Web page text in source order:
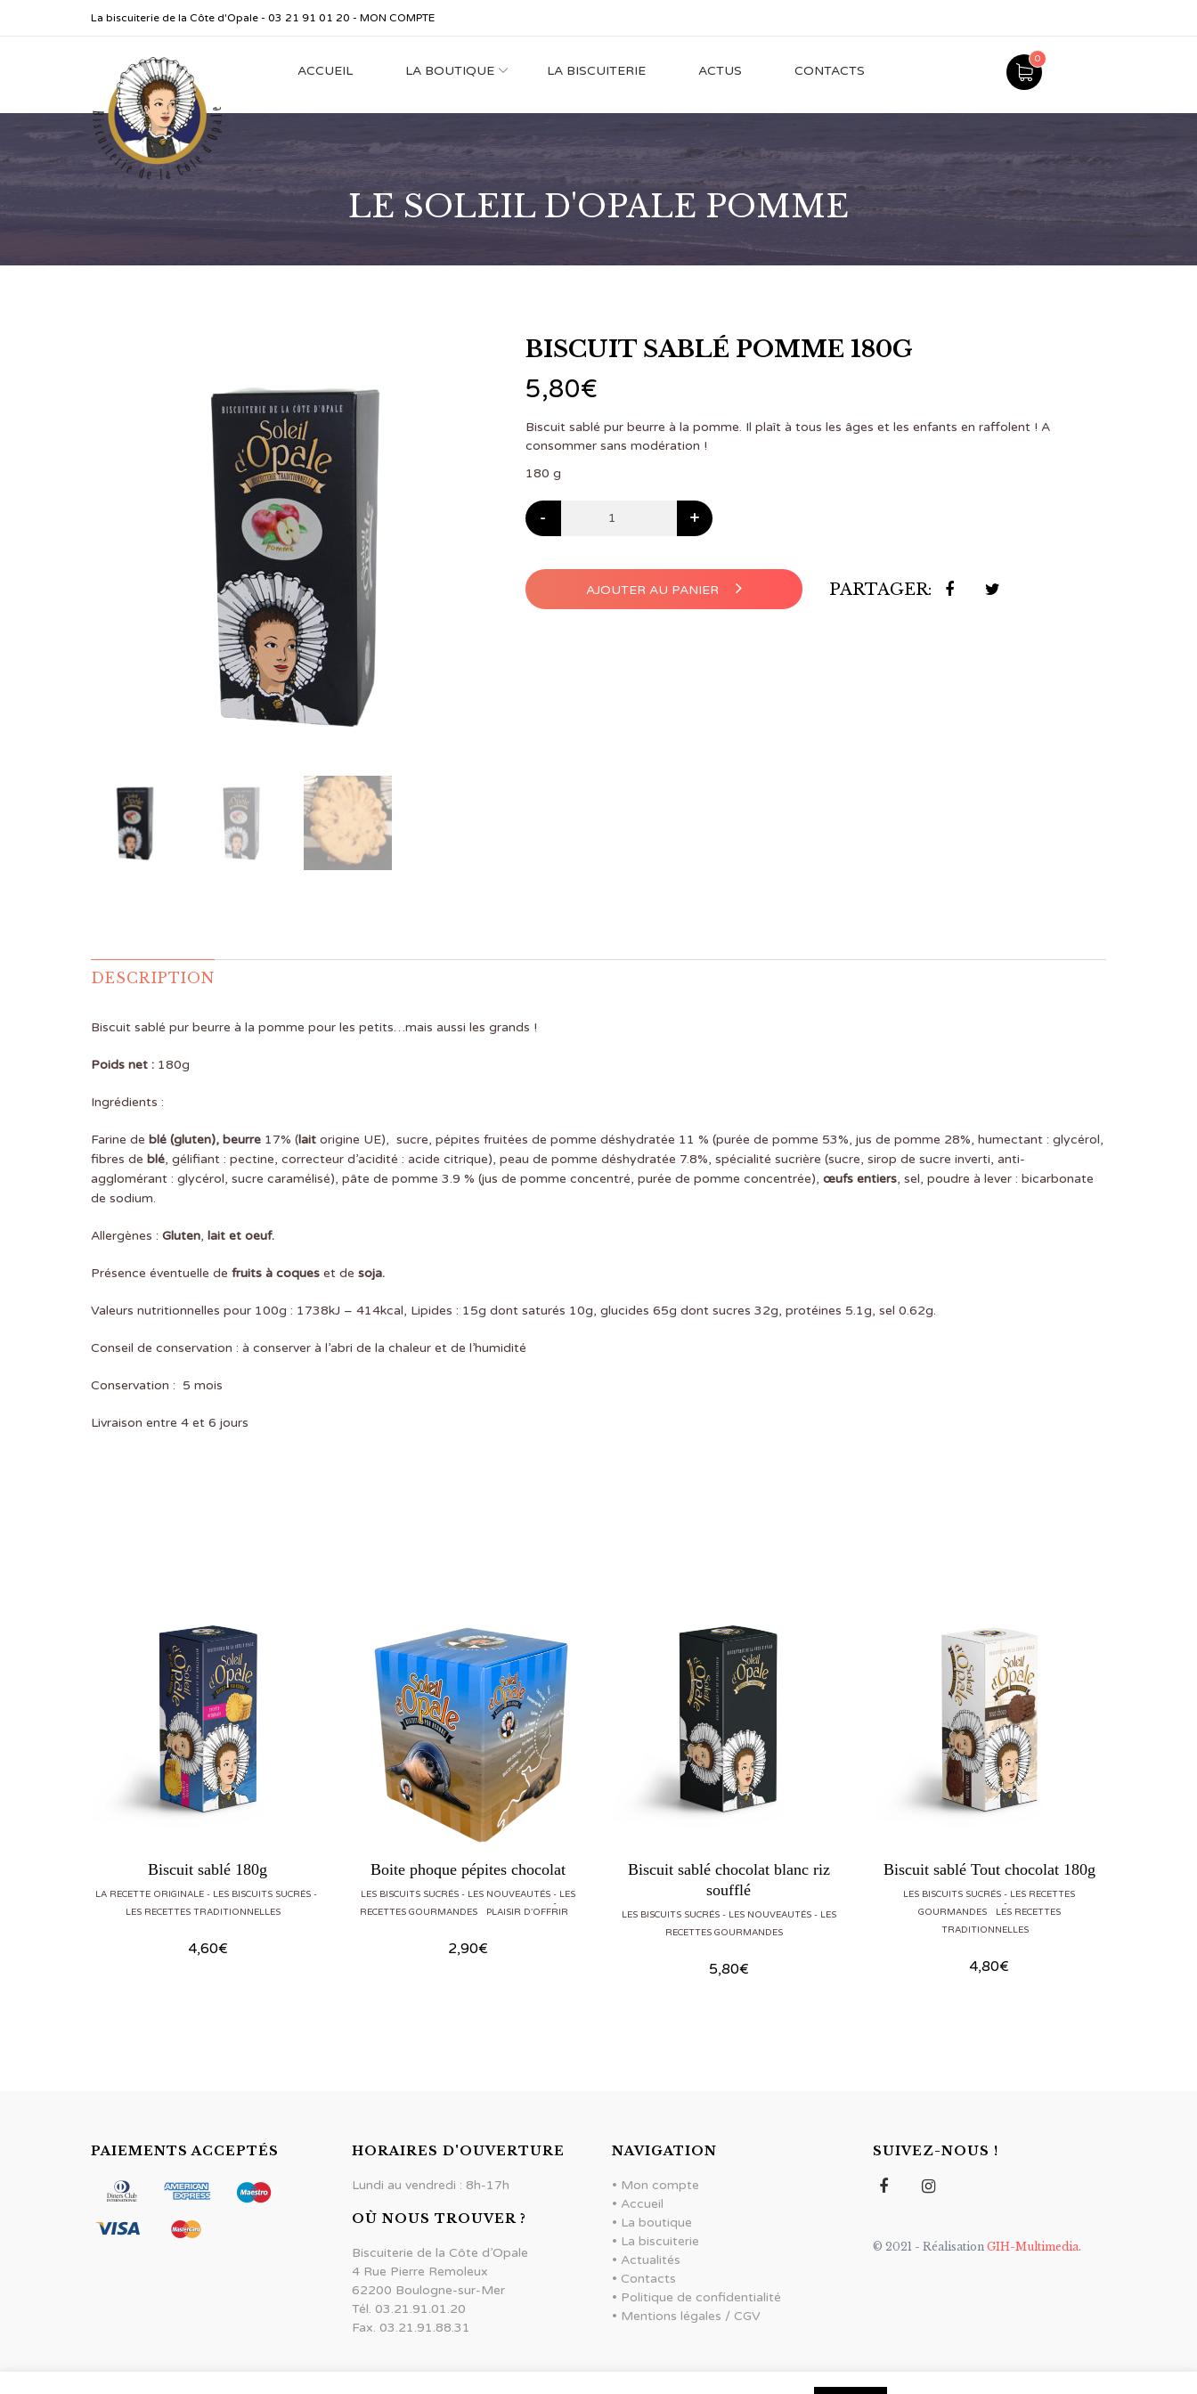
La biscuiterie de la Côte d'Opale - 03 21 91 01 20 - MON COMPTE
ACCUEIL LA BOUTIQUE LA BISCUITERIE ACTUS CONTACTS
0
LE SOLEIL D'OPALE POMME
BISCUIT SABLÉ POMME 180G
5,80€
Biscuit sablé pur beurre à la pomme. Il plaît à tous les âges et les enfants en raffolent ! A
consommer sans modération !
180 g
- +
AJOUTER AU PANIER PARTAGER:
DESCRIPTION
Biscuit sablé pur beurre à la pomme pour les petits…mais aussi les grands !
Poids net : 180g
Ingrédients :
Farine de blé (gluten), beurre 17% (lait origine UE), sucre, pépites fruitées de pomme déshydratée 11 % (purée de pomme 53%, jus de pomme 28%, humectant : glycérol,
fibres de blé, gélifiant : pectine, correcteur d’acidité : acide citrique), peau de pomme déshydratée 7.8%, spécialité sucrière (sucre, sirop de sucre inverti, anti-
agglomérant : glycérol, sucre caramélisé), pâte de pomme 3.9 % (jus de pomme concentré, purée de pomme concentrée), œufs entiers, sel, poudre à lever : bicarbonate
de sodium.
Allergènes : Gluten, lait et oeuf.
Présence éventuelle de fruits à coques et de soja.
Valeurs nutritionnelles pour 100g : 1738kJ – 414kcal, Lipides : 15g dont saturés 10g, glucides 65g dont sucres 32g, protéines 5.1g, sel 0.62g.
Conseil de conservation : à conserver à l’abri de la chaleur et de l’humidité
Conservation : 5 mois
Livraison entre 4 et 6 jours
Biscuit sablé 180g
LA RECETTE ORIGINALE
LES BISCUITS SUCRÉS
LES RECETTES TRADITIONNELLES
4,60€
Boite phoque pépites chocolat
LES BISCUITS SUCRÉS LES NOUVEAUTÉS
LES
RECETTES GOURMANDES
PLAISIR D'OFFRIR
2,90€
Biscuit sablé chocolat blanc riz
soufflé
LES BISCUITS SUCRÉS LES NOUVEAUTÉS
LES
RECETTES GOURMANDES
5,80€
Biscuit sablé Tout chocolat 180g
LES BISCUITS SUCRÉS
LES RECETTES
GOURMANDES
LES RECETTES
TRADITIONNELLES
4,80€
PAIEMENTS ACCEPTÉS HORAIRES D'OUVERTURE
Lundi au vendredi : 8h-17h
OÙ NOUS TROUVER ?
Biscuiterie de la Côte d’Opale
4 Rue Pierre Remoleux
62200 Boulogne-sur-Mer
Tél. 03.21.91.01.20
Fax. 03.21.91.88.31
NAVIGATION
• Mon compte
• Accueil
• La boutique
• La biscuiterie
• Actualités
• Contacts
• Politique de confidentialité
• Mentions légales / CGV
SUIVEZ-NOUS !
© 2021 - Réalisation GIH-Multimedia.